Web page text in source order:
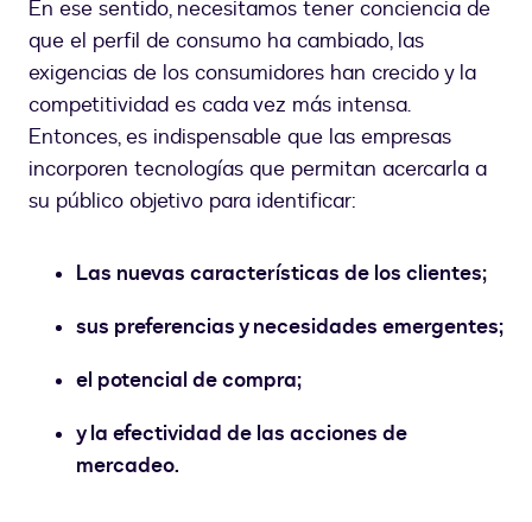
En ese sentido, necesitamos tener conciencia de
que el perfil de consumo ha cambiado, las
exigencias de los consumidores han crecido y la
competitividad es cada vez más intensa.
Entonces, es indispensable que las empresas
incorporen tecnologías que permitan acercarla a
su público objetivo para identificar:
Las nuevas características de los clientes;
sus preferencias y necesidades emergentes;
el potencial de compra;
y la efectividad de las acciones de
mercadeo.